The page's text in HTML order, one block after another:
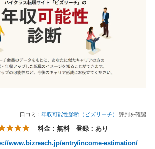
口コミ： 年収可能性診断（ビズリーチ） 評判を確認
料金：無料 登録：あり
www.bizreach.jp/entry/income-estimation/